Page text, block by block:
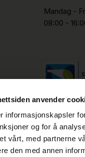
anvender
informasjonskapsler
og for å
vårt, med partnerne
den med annen
Mandag -
08:00 -